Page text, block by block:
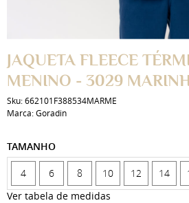
JAQUETA FLEECE
MENINO - 3029
Sku:662101F388534MARME
Marca:Goradin
TAMANHO
4 6 8 10 12 14
Ver tabela de medidas